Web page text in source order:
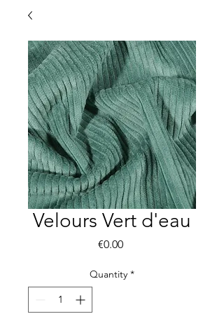
Velours Vert d'eau
€0.00Price
Quantity *